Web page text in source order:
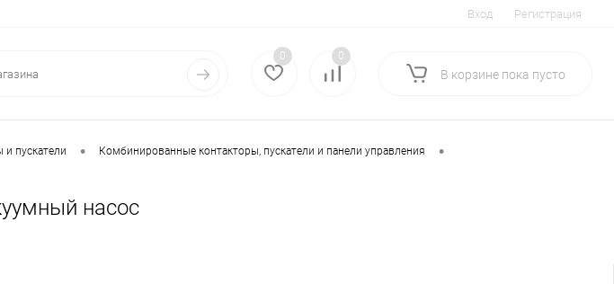
Вход Регистрация
0 0
В корзине пока пусто
и пускатели • Комбинированные контакторы, пускатели и панели управления •
насос